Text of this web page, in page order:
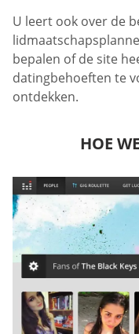
U leert ook over de
bepalen of de site
datingbehoeften te
ontdekken.
HOE